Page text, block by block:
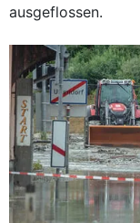
ausgeflossen.